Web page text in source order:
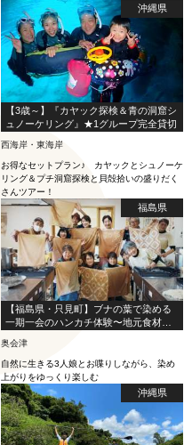
沖縄県
【3歳～】『カヤック探検＆青の洞窟シ
ュノーケリング』★1グループ完全貸切
西海岸・東海岸
お得なセットプラン♪ カヤックとシュノーケ
リング＆プチ洞窟探検と貝殻拾いの盛りだく
さんツアー！
福島県
【福島県・只見町】ブナの葉で染める
一期一会のハンカチ体験〜地元食材を
奥会津
自然に生きる3人娘とお喋りしながら、染め
上がりをゆっくり楽しむ
沖縄県